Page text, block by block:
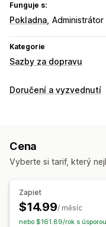
Funguje s:
Pokladna
Kategorie
Sazby za dopravu
Výpočet sazeb
Více jazyků
Doručení a vyzvednutí
Cena
Vyberte si tarif, který
Zapiet
$14.99/ měsíc
nebo $161.89/rok s